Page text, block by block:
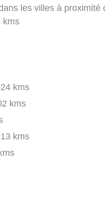
les villes à proximité
kms
kms
kms
kms